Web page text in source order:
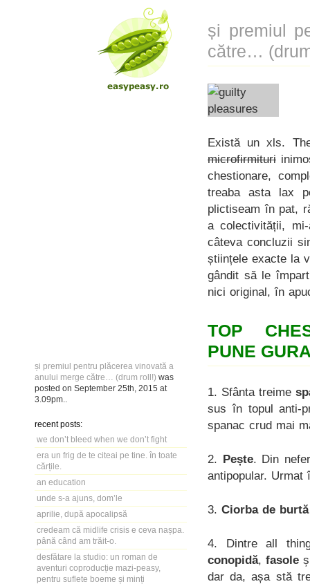
și premiul pentru plăcerea vinovată a
anului merge către… (drum roll!) was
posted on September 25th, 2015 at
3.09pm
recent posts:
we don’t bleed when we don’t fight
era un frig de te citeai pe tine. în toate
cărțile.
an education
unde s-a ajuns, dom’le
aprilie, după apocalipsă
credeam că midlife crisis e ceva nașpa.
până când am trăit-o.
desfătare la studio: un roman de
aventuri coproducție mazi-peasy,
pentru suflete boeme și minți
și premiul
către…
Există un xls.
microfirmituri
chestionare,
treaba asta lax
plictiseam în pat,
a colectivității,
câteva concluzii
științele exacte la
gândit să le
nici original, în
TOP
PUNE
1. Sfânta treime
sus în topul anti-
spanac crud mai
2. Pește. Din
antipopular. Urmat
3. Ciorba de burtă
4. Dintre all
conopidă, fasole
dar da, așa stă